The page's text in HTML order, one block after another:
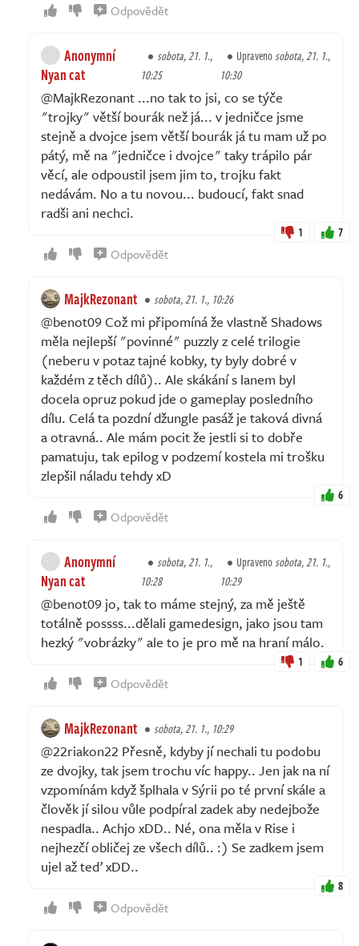
Odpovědět
Anonymní
Nyan cat
sobota, 21. 1.,
10:25
Upravenosobota, 21. 1.,
10:30
@MajkRezonant ...no tak to jsi, co se týče
"trojky" větší bourák než já... v jedničce jsme
stejně a dvojce jsem větší bourák já tu mam už po
pátý, mě na "jedničce i dvojce" taky trápilo pár
věcí, ale odpoustil jsem jim to, trojku fakt
nedávám. No a tu novou... budoucí, fakt snad
radši ani nechci.
1 7
Odpovědět
MajkRezonant sobota, 21. 1., 10:26
@benot09 Což mi připomíná že vlastně Shadows
měla nejlepší "povinné" puzzly z celé trilogie
(neberu v potaz tajné kobky, ty byly dobré v
každém z těch dílů).. Ale skákání s lanem byl
docela opruz pokud jde o gameplay posledního
dílu. Celá ta pozdní džungle pasáž je taková divná
a otravná.. Ale mám pocit že jestli si to dobře
pamatuju, tak epilog v podzemí kostela mi trošku
zlepšil náladu tehdy xD
6
Odpovědět
Anonymní
Nyan cat
sobota, 21. 1.,
10:28
Upravenosobota, 21. 1.,
10:29
@benot09 jo, tak to máme stejný, za mě ještě
totálně possss...dělali gamedesign, jako jsou tam
hezký "vobrázky" ale to je pro mě na hraní málo.
1 6
Odpovědět
MajkRezonant sobota, 21. 1., 10:29
@22riakon22 Přesně, kdyby jí nechali tu podobu
ze dvojky, tak jsem trochu víc happy.. Jen jak na ní
vzpomínám když šplhala v Sýrii po té první skále a
člověk jí silou vůle podpíral zadek aby nedejbože
nespadla.. Achjo xDD.. Né, ona měla v Rise i
nejhezčí obličej ze všech dílů.. :) Se zadkem jsem
ujel až teď xDD..
8
Odpovědět